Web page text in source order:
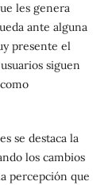
les genera
ante alguna
presente el
siguen
se destaca la
los cambios
percepción que